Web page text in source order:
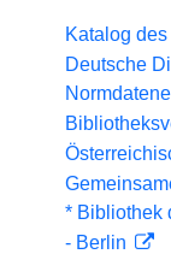
Katalog
Deutsche
* Bibliothek
- Berlin